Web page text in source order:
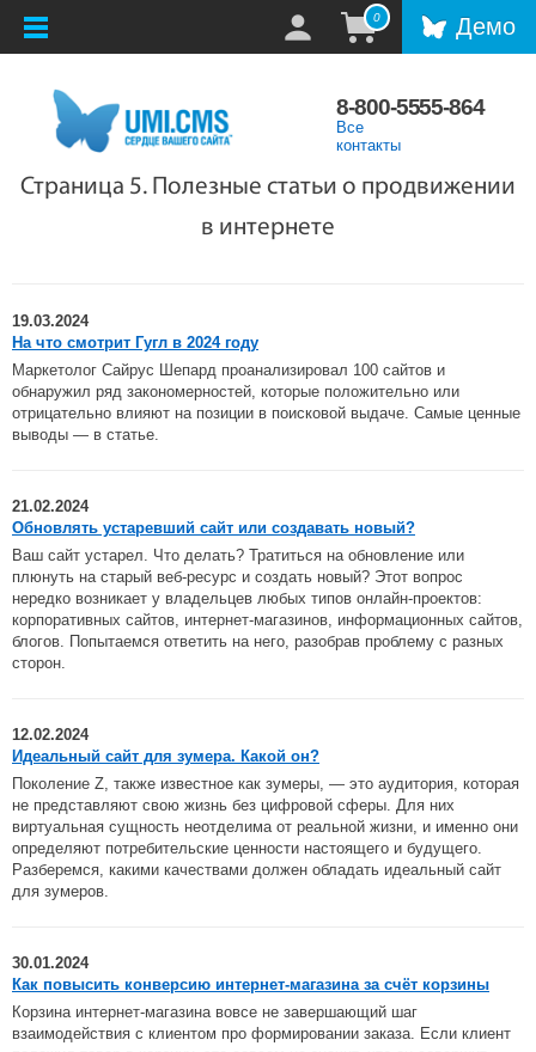
0 Демо
8-800-5555-864
Все
контакты
Страница 5. Полезные статьи о продвижении
в интернете
19.03.2024
На что смотрит Гугл в 2024 году
Маркетолог Сайрус Шепард проанализировал 100 сайтов и
обнаружил ряд закономерностей, которые положительно или
отрицательно влияют на позиции в поисковой выдаче. Самые ценные
выводы — в статье.
21.02.2024
Обновлять устаревший сайт или создавать новый?
Ваш сайт устарел. Что делать? Тратиться на обновление или
плюнуть на старый веб-ресурс и создать новый? Этот вопрос
нередко возникает у владельцев любых типов онлайн-проектов:
корпоративных сайтов, интернет-магазинов, информационных сайтов,
блогов. Попытаемся ответить на него, разобрав проблему с разных
сторон.
12.02.2024
Идеальный сайт для зумера. Какой он?
Поколение Z, также известное как зумеры, — это аудитория, которая
не представляют свою жизнь без цифровой сферы. Для них
виртуальная сущность неотделима от реальной жизни, и именно они
определяют потребительские ценности настоящего и будущего.
Разберемся, какими качествами должен обладать идеальный сайт
для зумеров.
30.01.2024
Как повысить конверсию интернет-магазина за счёт корзины
Корзина интернет-магазина вовсе не завершающий шаг
взаимодействия с клиентом про формировании заказа. Если клиент